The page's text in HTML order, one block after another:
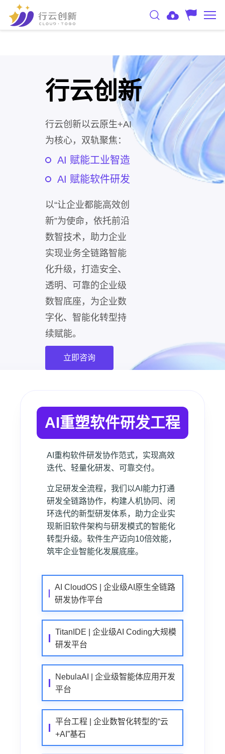
行云创新
行云创新以云原生+AI
为核心，双轨聚焦：
AI 赋能工业智造
AI 赋能软件研发
以“让企业都能高效创
新”为使命，依托前沿
数智技术，助力企业
实现业务全链路智能
化升级，打造安全、
透明、可靠的企业级
数智底座，为企业数
字化、智能化转型持
续赋能。
立即咨询
AI重塑软件研发工程
AI重构软件研发协作范式，实现高效
迭代、轻量化研发、可靠交付。
立足研发全流程，我们以AI能力打通
研发全链路协作，构建人机协同、闭
环迭代的新型研发体系，助力企业实
现新旧软件架构与研发模式的智能化
转型升级。软件生产迈向10倍效能，
筑牢企业智能化发展底座。
AI CloudOS | 企业级AI原生全链路
研发协作平台
TitanIDE | 企业级AI Coding大规模
研发平台
NebulaAI | 企业级智能体应用开发
平台
平台工程 | 企业数智化转型的“云
+AI”基石